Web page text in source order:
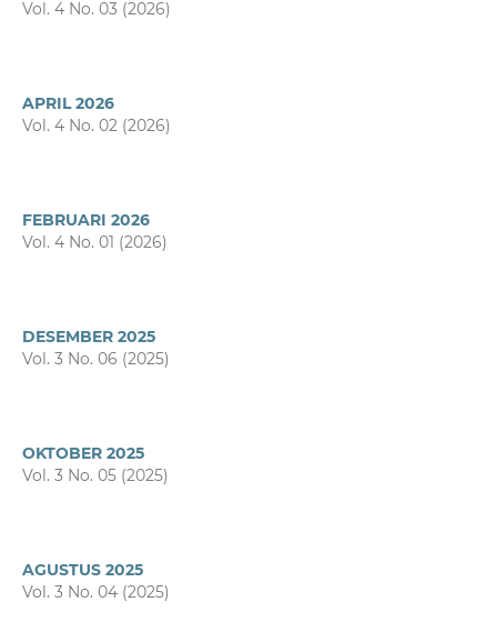
Vol. 4 No. 03 (2026)
APRIL 2026
Vol. 4 No. 02 (2026)
FEBRUARI 2026
Vol. 4 No. 01 (2026)
DESEMBER 2025
Vol. 3 No. 06 (2025)
OKTOBER 2025
Vol. 3 No. 05 (2025)
AGUSTUS 2025
Vol. 3 No. 04 (2025)